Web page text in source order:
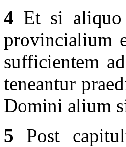
4 Et si aliquo
provincialium
sufficientem
teneantur
Domini alium
5 Post